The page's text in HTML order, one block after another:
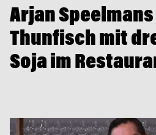
Arjan
Thunfisch mit
Soja im